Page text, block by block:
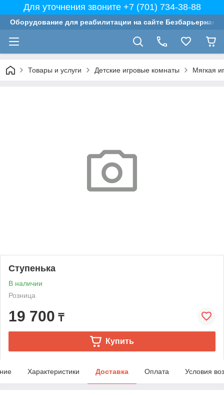
Для уточнения звоните +7 (701) 734-38-88
Оборудование для реабилитации на сайте Безбарьерная
Товары и услуги Детские игровые комнаты Мягкая
Ступенька
В наличии
Розница
19 700 ₸
Купить
Характеристики Доставка Оплата Условия